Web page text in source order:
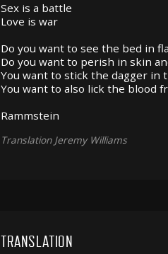
Sex is a battle
Love is war
Do you want to see the bed in
Do you want to perish in skin
You want to stick the dagger in
You want to also lick the blood
Rammstein
Translation Jeremy Williams
TRANSLATION